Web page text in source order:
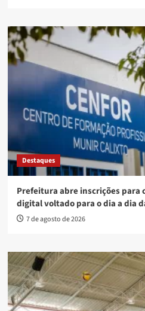
Destaques
Prefeitura abre inscrições para
digital voltado para o dia a dia
7 de agosto de 2026